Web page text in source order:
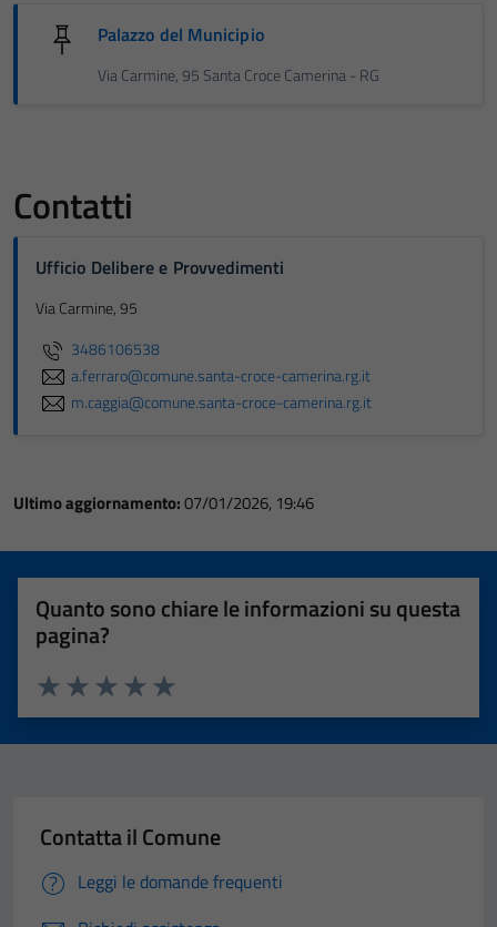
Palazzo del Municipio
Via Carmine, 95 Santa Croce Camerina - RG
Contatti
Ufficio Delibere e Provvedimenti
Via Carmine, 95
3486106538
a.ferraro@comune.santa-croce-camerina.rg.it
m.caggia@comune.santa-croce-camerina.rg.it
Ultimo aggiornamento:07/01/2026, 19:46
Quanto sono chiare le informazioni su questa
pagina?
Valuta 5 stelle su 5
Valuta 4 stelle su 5
Valuta 3 stelle su 5
Valuta 2 stelle su 5
Valuta 1 stelle su 5
Contatta il Comune
Leggi le domande frequenti